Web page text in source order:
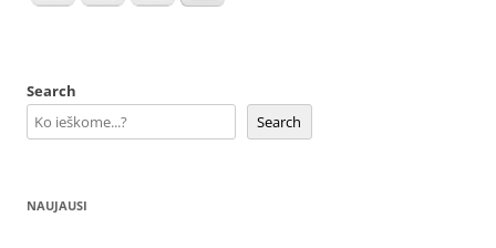
Search
Search
NAUJAUSI